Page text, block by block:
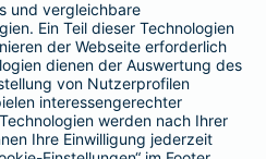
SEITEN